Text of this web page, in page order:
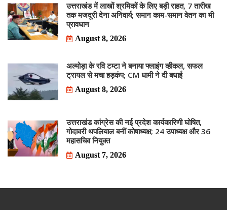
उत्तराखंड में लाखों श्रमिकों के लिए बड़ी राहत, 7 तारीख
तक मजदूरी देना अनिवार्य; समान काम-समान वेतन का भी
प्रावधान
August 8, 2026
अल्मोड़ा के रवि टम्टा ने बनाया फ्लाइंग व्हीकल, सफल
ट्रायल से मचा हड़कंप; CM धामी ने दी बधाई
August 8, 2026
उत्तराखंड कांग्रेस की नई प्रदेश कार्यकारिणी घोषित,
गोदावरी थपलियाल बनीं कोषाध्यक्ष; 24 उपाध्यक्ष और 36
महासचिव नियुक्त
August 7, 2026